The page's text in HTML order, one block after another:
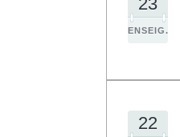
ENSEIG.
22